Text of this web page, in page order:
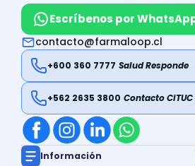
Escríbenos por
contacto@farmaloop.cl
+600 360 7777 Salud Responde
+562 2635 3800 Contacto
Información